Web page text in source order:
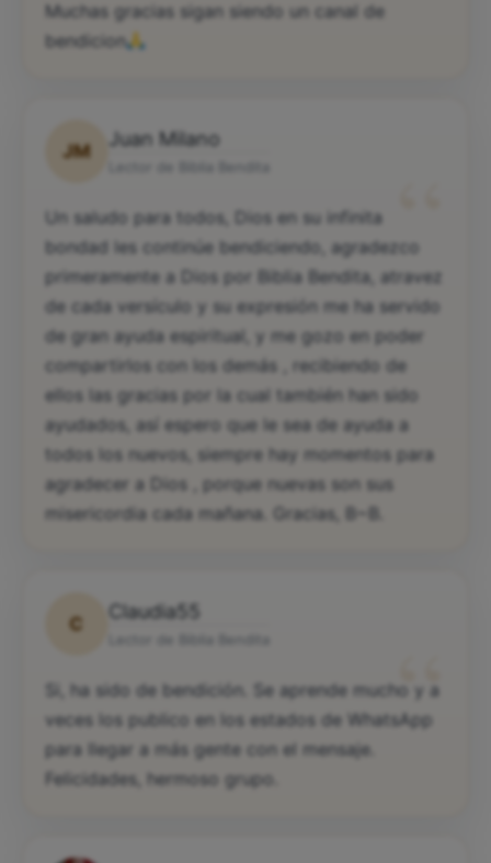
Muchas gracias sigan siendo un canal de
bendicion
JM
Juan Milano
“
Un saludo para todos, Dios en su infinita
bondad les continúe bendiciendo, agradezco
primeramente a Dios por Biblia Bendita, atravez
de cada versículo y su expresión me ha servido
de gran ayuda espiritual, y me gozo en poder
compartirlos con los demás , recibiendo de
ellos las gracias por la cual también han sido
ayudados, así espero que le sea de ayuda a
todos los nuevos, siempre hay momentos para
agradecer a Dios , porque nuevas son sus
misericordia cada mañana. Gracias, B~B.
C
Claudia55
“
Si, ha sido de bendición. Se aprende mucho y a
veces los publico en los estados de WhatsApp
para llegar a más gente con el mensaje.
Felicidades, hermoso grupo.